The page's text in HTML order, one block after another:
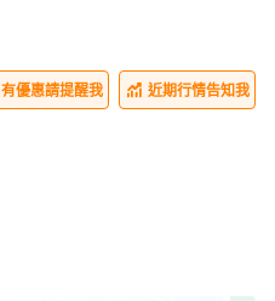
有優惠請提醒我 近期行情告知我